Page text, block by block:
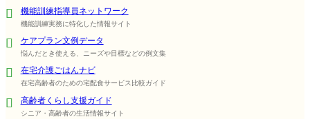
機能訓練指導員ネットワーク
機能訓練実務に特化した情報サイト
ケアプラン文例データ
悩んだとき使える、ニーズや目標などの例文集
在宅介護ごはんナビ
在宅高齢者のための宅配食サービス比較ガイド
高齢者くらし支援ガイド
シニア・高齢者の生活情報サイト